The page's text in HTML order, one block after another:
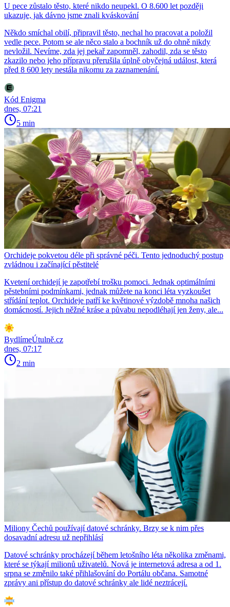
U pece zůstalo těsto, které nikdo neupekl. O 8.600 let později
ukazuje, jak dávno jsme znali kváskování
Někdo smíchal obilí, připravil těsto, nechal ho pracovat a položil
vedle pece. Potom se ale něco stalo a bochník už do ohně nikdy
nevložil. Nevíme, zda jej pekař zapomněl, zahodil, zda se těsto
zkazilo nebo jeho přípravu přerušila úplně obyčejná událost, která
před 8 600 lety nestála nikomu za zaznamenání.
Kód Enigma
dnes, 07:21
5 min
Orchideje pokvetou déle při správné péči. Tento jednoduchý postup
zvládnou i začínající pěstitelé
Kvetení orchidejí je zapotřebí trošku pomoci. Jednak optimálními
pěstebními podmínkami, jednak můžete na konci léta vyzkoušet
střídání teplot. Orchideje patří ke květinové výzdobě mnoha našich
domácností. Jejich něžné kráse a půvabu nepodléhají jen ženy, ale...
BydlímeÚtulně.cz
dnes, 07:17
2 min
Miliony Čechů používají datové schránky. Brzy se k nim přes
dosavadní adresu už nepřihlásí
Datové schránky procházejí během letošního léta několika změnami,
které se týkají milionů uživatelů. Nová je internetová adresa a od 1.
srpna se změnilo také přihlašování do Portálu občana. Samotné
zprávy ani přístup do datové schránky ale lidé neztrácejí.